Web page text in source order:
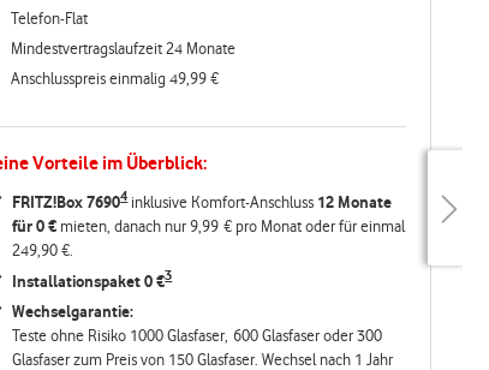
Telefon-Flat
Mindestvertragslaufzeit 24 Monate
Anschlusspreis einmalig 49,99 €
Vorteile im Überblick:
FRITZ!Box 76904inklusive Komfort-Anschluss 12 Monate
für 0 € mieten, danach nur 9,99 € pro Monat oder für einmal
249,90 €.
Installationspaket 0 €3
Wechselgarantie:
Teste ohne Risiko 1000 Glasfaser, 600 Glasfaser oder 300
Glasfaser zum Preis von 150 Glasfaser. Wechsel nach 1 Jahr